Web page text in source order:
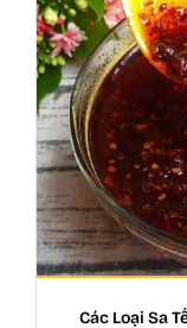
Các Loại Sa